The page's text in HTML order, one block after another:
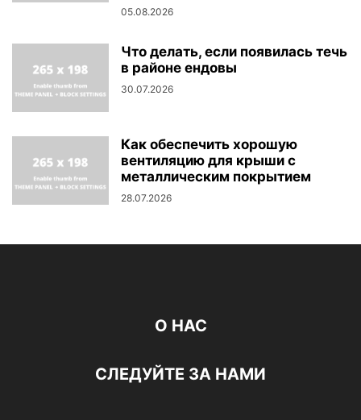
05.08.2026
Что делать, если появилась течь
в районе ендовы
30.07.2026
Как обеспечить хорошую
вентиляцию для крыши с
металлическим покрытием
28.07.2026
О НАС
СЛЕДУЙТЕ ЗА НАМИ